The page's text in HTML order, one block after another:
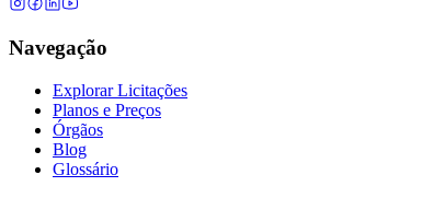
Navegação
Explorar Licitações
Planos e Preços
Órgãos
Blog
Glossário